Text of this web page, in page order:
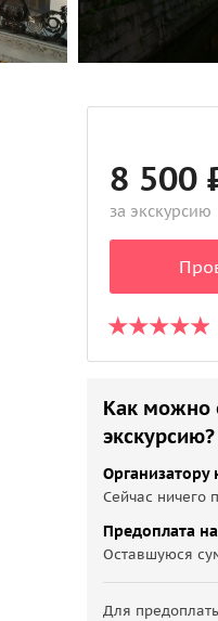
8 500
за экскурсию
Как можно
экскурсию?
Организатору
Сейчас ничего
Предоплата
Оставшуюся
Для